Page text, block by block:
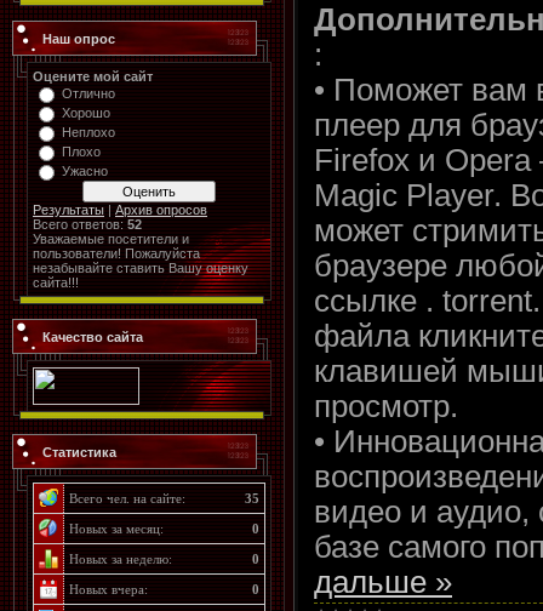
Наш опрос
Оцените мой сайт
Отлично
Хорошо
Неплохо
Плохо
Ужасно
Результаты
Архив опросов
Всего ответов: 52
Уважаемые посетители и
пользователи! Пожалуйста
незабывайте ставить Вашу оценку
сайта!!!
Качество сайта
Статистика
Всего чел. на сайте: 35
Новых за месяц: 0
Новых за неделю: 0
Новых вчера: 0
:
• Поможет вам
плеер для
Firefox и Opera
Magic Player.
может
браузере
ссылке .
файла
клавишей
просмотр.
•
видео и аудио,
базе самого
дальше »